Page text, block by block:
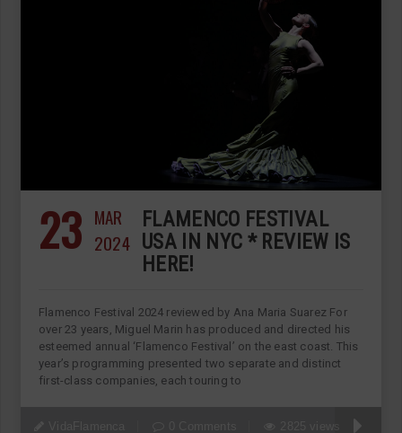
23 MAR
2024
FLAMENCO FESTIVAL
USA IN NYC * REVIEW IS
HERE!
Flamenco Festival 2024 reviewed by Ana Maria Suarez For
over 23 years, Miguel Marin has produced and directed his
esteemed annual ‘Flamenco Festival’ on the east coast. This
year’s programming presented two separate and distinct
first-class companies, each touring to